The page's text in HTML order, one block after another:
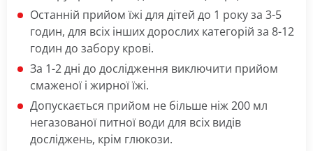
Останній прийом їжі для дітей до 1 року за 3-5
годин, для всіх інших дорослих категорій за 8-12
годин до забору крові.
За 1-2 дні до дослідження виключити прийом
смаженої і жирної їжі.
Допускається прийом не більше ніж 200 мл
негазованої питної води для всіх видів
досліджень, крім глюкози.